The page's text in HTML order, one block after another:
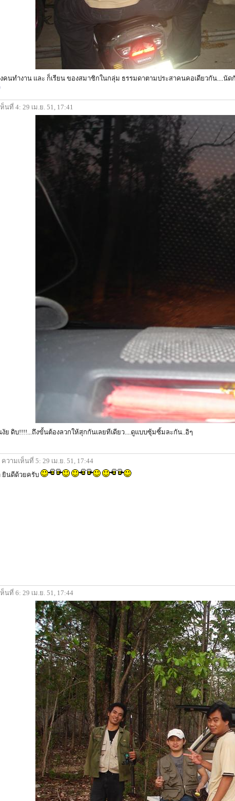
คนทำงาน และ ก็เรียน ของสมาชิกในกลุ่ม ธรรมดาตามประสาคนคอเดียวกัน....นัด
นที่ 4: 29 เม.ย. 51, 17:41
ย ดิบ!!!!...ถึงขั้นต้องลวกให้สุกกันเลยทีเดียว....ดูแบบซุ้มซิ้มละกัน..อิๆ
ความเห็นที่ 5: 29 เม.ย. 51, 17:44
ยินดีด้วยครับ
นที่ 6: 29 เม.ย. 51, 17:44